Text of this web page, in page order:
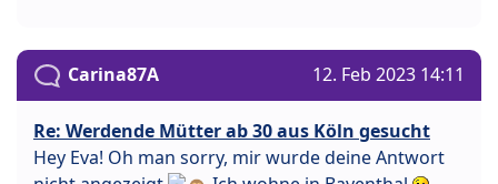
Carina87A 12. Feb 2023 14:11
Re: Werdende Mütter ab 30 aus Köln gesucht
Hey Eva! Oh man sorry, mir wurde deine Antwort